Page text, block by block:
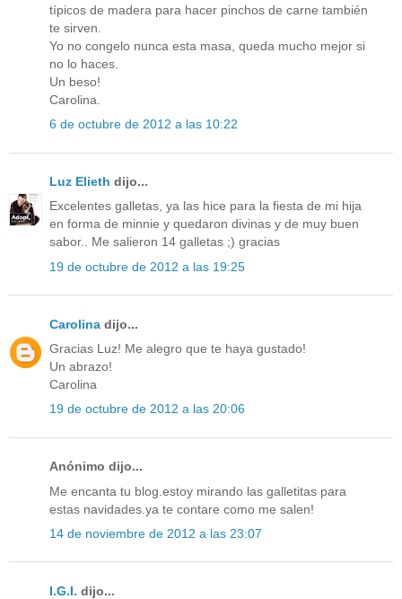
típicos de madera para hacer pinchos de carne también
te sirven.
Yo no congelo nunca esta masa, queda mucho mejor si
no lo haces.
Un beso!
Carolina.
6 de octubre de 2012 a las 10:22
Luz Elieth dijo...
Excelentes galletas, ya las hice para la fiesta de mi hija
en forma de minnie y quedaron divinas y de muy buen
sabor.. Me salieron 14 galletas ;) gracias
19 de octubre de 2012 a las 19:25
Carolina dijo...
Gracias Luz! Me alegro que te haya gustado!
Un abrazo!
Carolina
19 de octubre de 2012 a las 20:06
Anónimo dijo...
Me encanta tu blog.estoy mirando las galletitas para
estas navidades.ya te contare como me salen!
14 de noviembre de 2012 a las 23:07
I.G.I. dijo...